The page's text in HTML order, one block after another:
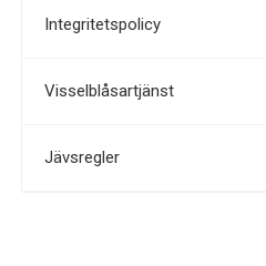
Integritetspolicy
Visselblåsartjänst
Jävsregler